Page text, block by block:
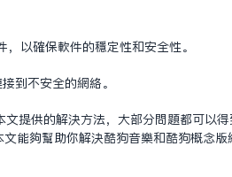
以确保软件的稳定性和安全性。
到不安全的网络。
提供的解决方法，大部分问题都可以
能够帮助你解决酷狗音乐和酷狗概念版